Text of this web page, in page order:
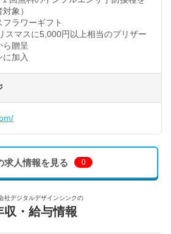
象）
ラワーギフト
スマスに5,000円以上相当のプリザー
ら贈呈
加入
求人情報を見る 0
社デジタルデザインシンクの
収・給与情報